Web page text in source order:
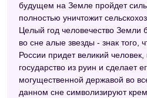
будущем на Земле пройдет
полностью уничтожит
Целый год человечество Земли
во сне алые звезды - знак того,
России придет великий
государство из руин и сделает
могущественной державой во
данном сне символизируют